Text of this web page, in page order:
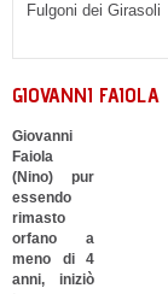
Fulgoni dei Girasoli
GIOVANNI FAIOLA
Giovanni
Faiola
(Nino) pur
essendo
rimasto
orfano a
meno di 4
anni, iniziò